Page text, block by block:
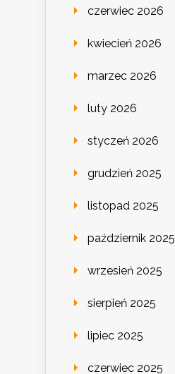
czerwiec 2026
kwiecień 2026
marzec 2026
luty 2026
styczeń 2026
grudzień 2025
listopad 2025
październik 2025
wrzesień 2025
sierpień 2025
lipiec 2025
czerwiec 2025